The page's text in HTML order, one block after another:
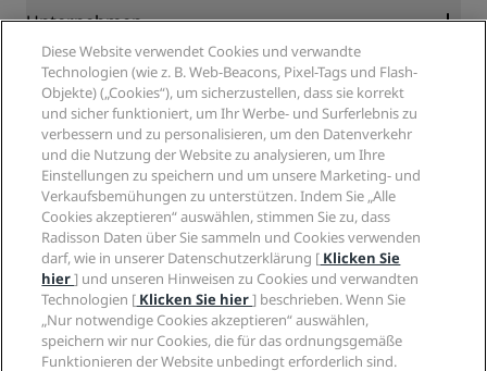
Blog
Neue und aufstrebende Hotels
Radisson Hotels APP
„Sports Approved“-Hotels
Familienfreundliche Hotels
Gesundheit & Sicherheit
Partner
Reisebüros
Unternehmen
Radisson Hotel Group
Medien
Karriere RHG
Karriere PPHE
Karrieren EHL
The Club by RHG
Entwicklungsmöglichkeiten
Responsible Business – Unser Engagement
Einkauf
Rechtliches
Privacy Centre
Rechtliche Hinweise
Radisson Rewards Geschäftsbedingungen
Website-Nutzungsvereinbarung
Digitale Barrierefreiheit
Moderne Sklaverei – Erklärung
Hilfe
Verbrauchermeldungen
Kontakt
FAQ
Inhaltsübersicht
Soziale Medien
Marken von Radisson Hotels
Diese Website verwendet Cookies und verwandte
Technologien (wie z. B. Web-Beacons, Pixel-Tags und Flash-
Objekte) („Cookies“), um sicherzustellen, dass sie korrekt
und sicher funktioniert, um Ihr Werbe- und Surferlebnis zu
verbessern und zu personalisieren, um den Datenverkehr
und die Nutzung der Website zu analysieren, um Ihre
Einstellungen zu speichern und um unsere Marketing- und
Verkaufsbemühungen zu unterstützen. Indem Sie „Alle
Cookies akzeptieren“ auswählen, stimmen Sie zu, dass
Radisson Daten über Sie sammeln und Cookies verwenden
darf, wie in unserer Datenschutzerklärung [ Klicken Sie
hier] und unseren Hinweisen zu Cookies und verwandten
Technologien [ Klicken Sie hier] beschrieben. Wenn Sie
„Nur notwendige Cookies akzeptieren“ auswählen,
speichern wir nur Cookies, die für das ordnungsgemäße
Funktionieren der Website unbedingt erforderlich sind.